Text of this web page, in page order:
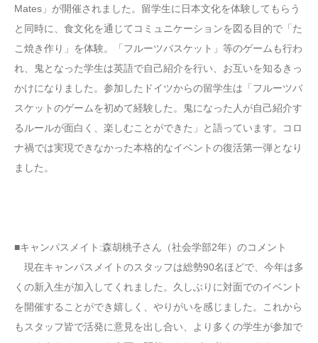
Mates」が開催されました。留学生に日本文化を体験してもらう
と同時に、食文化を通じてコミュニケーションを図る目的で「た
こ焼き作り」を体験。「フルーツバスケット」等のゲームも行わ
れ、鬼となった学生は英語で自己紹介を行い、お互いを知るきっ
かけになりました。参加したドイツからの留学生は「フルーツバ
スケットのゲームを初めて経験した。鬼になった人が自己紹介す
るルールが面白く、楽しむことができた」と語っています。コロ
ナ禍では実現できなかった本格的なイベントの復活第一弾となり
ました。
■キャンパスメイト:森胡桃子さん（社会学部2年）のコメント
現在キャンパスメイトのスタッフは総勢90名ほどで、今年は多
くの新入生が加入してくれました。久しぶりに対面でのイベント
を開催することができ嬉しく、やりがいを感じました。これから
もスタッフ皆で活発に意見を出し合い、より多くの学生が参加で